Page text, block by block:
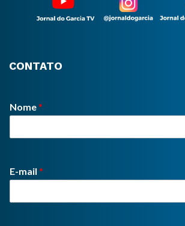
CONTATO
Nome*
E-mail *